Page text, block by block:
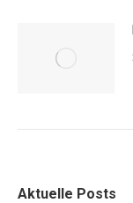
Aktuelle Posts